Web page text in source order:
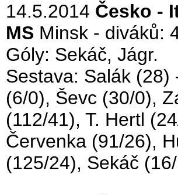
14.5.2014 Česko -
MS Minsk - diváků:
Góly: Sekáč, Jágr.
Sestava: Salák
(6/0), Ševc (30/0),
(112/41), T. Hertl
Červenka (91/26),
(125/24), Sekáč